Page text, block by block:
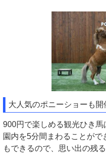
大人気のポニーショーも開
900円で楽しめる観光ひき
園内を5分間まわることが
もできるので、思い出の残